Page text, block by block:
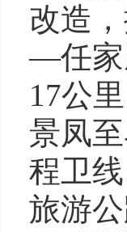
改造
—任家
17公
景凤
程卫
旅游